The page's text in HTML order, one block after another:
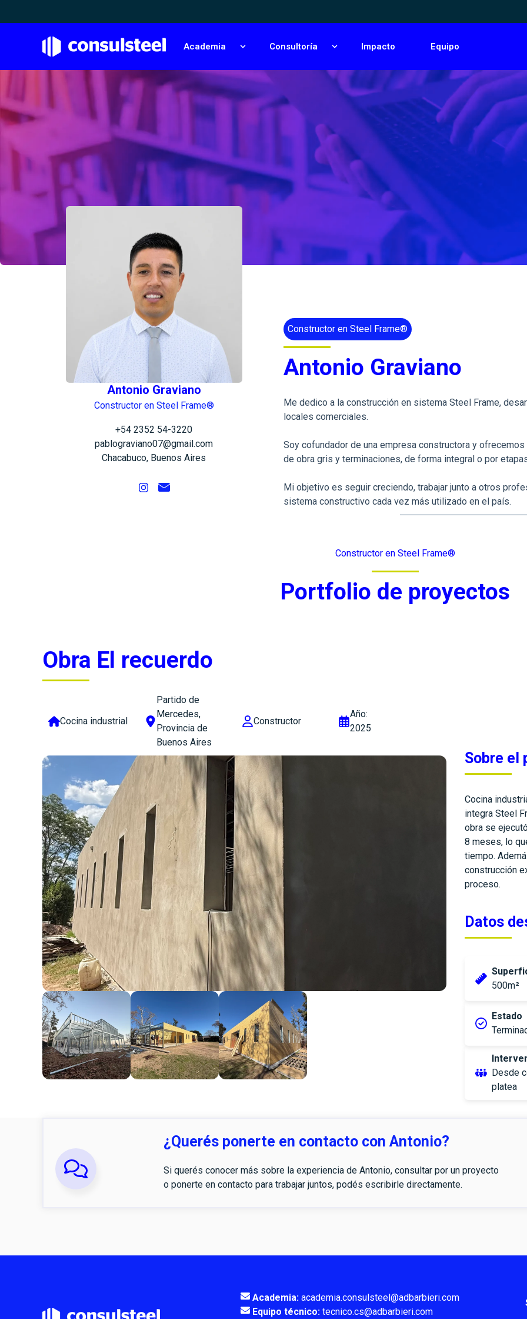
Academia
Show submenu for Academia
Consultoría
Show submenu for Consultoría
Impacto Equipo
Antonio Graviano
Constructor en Steel Frame®
+54 2352 54-3220
pablograviano07@gmail.com
Chacabuco, Buenos Aires
Constructor en Steel Frame®
Antonio Graviano
Me dedico a la construcción en sistema Steel Frame,
locales comerciales.
Soy cofundador de una empresa constructora y
de obra gris y terminaciones, de forma integral o por
Mi objetivo es seguir creciendo, trabajar junto a otros
sistema constructivo cada vez más utilizado en el país.
Constructor en Steel Frame®
Portfolio de proyectos
Obra El recuerdo
Cocina industrial
Partido de
Mercedes,
Provincia de
Buenos Aires
Constructor
Año:
2025
Sobre el
Cocina
integra Steel
obra se
8 meses, lo
tiempo.
construcción
proceso.
Datos
500m²
Estado
Desde
platea
¿Querés ponerte en contacto con Antonio?
Si querés conocer más sobre la experiencia de Antonio, consultar por un proyecto
o ponerte en contacto para trabajar juntos, podés escribirle directamente.
Academia: academia.consulsteel@adbarbieri.com
Equipo técnico: tecnico.cs@adbarbieri.com